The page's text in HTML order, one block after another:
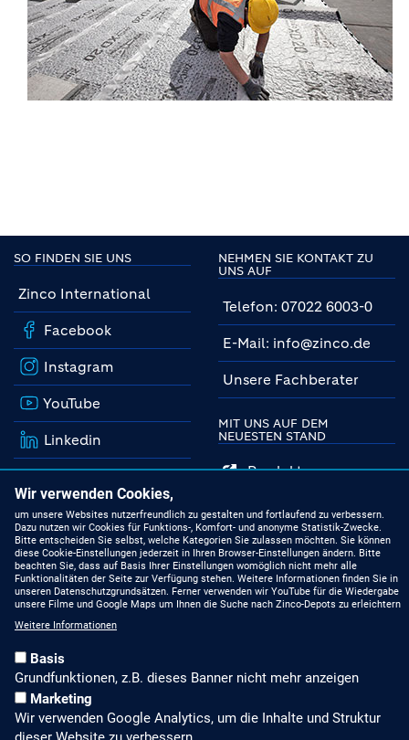
SO FINDEN SIE UNS
Zinco International
Facebook
Instagram
YouTube
Linkedin
NEHMEN SIE KONTAKT ZU
UNS AUF
Telefon: 07022 6003-0
E-Mail: info@zinco.de
Unsere Fachberater
MIT UNS AUF DEM
NEUESTEN STAND
Produkte
Gründach-Seminare
Presseberichte
Stellenangebote
ALLGEMEINES, RECHTLICHES
Impressum
Datenschutz
Sitemap
Wir verwenden Cookies,
um unsere Websites nutzerfreundlich zu gestalten und fortlaufend zu verbessern.
Dazu nutzen wir Cookies für Funktions-, Komfort- und anonyme Statistik-Zwecke.
Bitte entscheiden Sie selbst, welche Kategorien Sie zulassen möchten. Sie können
diese Cookie-Einstellungen jederzeit in Ihren Browser-Einstellungen ändern. Bitte
beachten Sie, dass auf Basis Ihrer Einstellungen womöglich nicht mehr alle
Funktionalitäten der Seite zur Verfügung stehen. Weitere Informationen finden Sie in
unseren Datenschutzgrundsätzen. Ferner verwenden wir YouTube für die Wiedergabe
unsere Filme und Google Maps um Ihnen die Suche nach Zinco-Depots zu erleichtern
Weitere Informationen
Basis
Grundfunktionen, z.B. dieses Banner nicht mehr anzeigen
Marketing
Wir verwenden Google Analytics, um die Inhalte und Struktur